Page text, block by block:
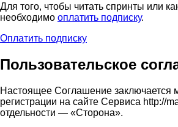
Для того, чтобы читать спринты или
необходимо оплатить подписку.
Оплатить подписку
Пользовательское
Настоящее Соглашение
регистрации на сайте Сервиса
отдельности — «Сторона».